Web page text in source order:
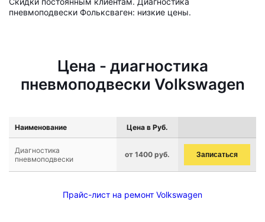
пневмоподвески Фольксваген: низкие цены.
Цена - диагностика
пневмоподвески Volkswagen
Наименование Цена в Руб.
Диагностика
пневмоподвески
от 1400 руб. Записаться
Прайс-лист на ремонт Volkswagen